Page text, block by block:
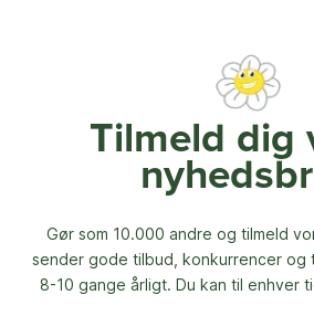
Tilmeld dig
Gør som 10.000 andre og tilmeld
sender gode tilbud, konkurrencer og
8-10 gange årligt. Du kan til enhver